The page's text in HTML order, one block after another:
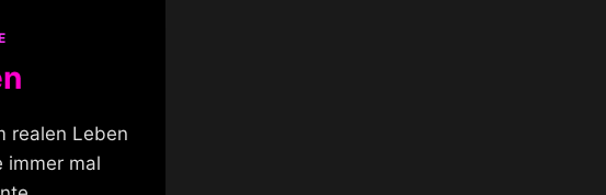
realen Leben
immer mal